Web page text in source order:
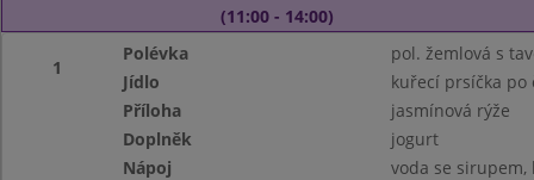
(11:00 - 14:00)
1
Polévka
pol. žemlová s
Jídlo
kuřecí prsíčka po
Příloha
jasmínová rýže
Doplněk
jogurt
Nápoj
voda se sirupem,